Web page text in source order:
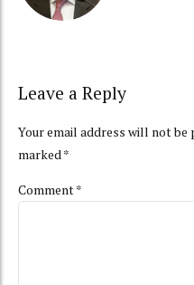
Leave a Reply
Your email address will not be
marked *
Comment*